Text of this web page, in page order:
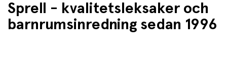
Sprell - kvalitetsleksaker och
barnrumsinredning sedan 1996